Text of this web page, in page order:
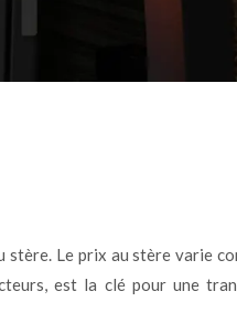
Le prix au stère varie
est la clé pour une